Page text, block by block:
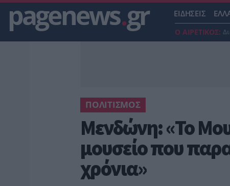
pagenews.gr ΕΙΔΗΣΕΙΣ
Ο ΑΙΡΕΤΙΚΟΣ:
ΠΟΛΙΤΙΣΜΟΣ
Μενδώνη: «Το
μουσείο που
χρόνια»